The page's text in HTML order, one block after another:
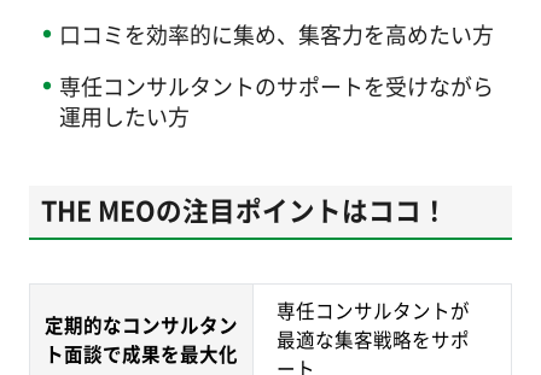
口コミを効率的に集め、集客力を高めたい方
専任コンサルタントのサポートを受けながら
運用したい方
THE MEOの注目ポイントはココ！
定期的なコンサルタン
ト面談で成果を最大化
専任コンサルタントが
最適な集客戦略をサポ
ート